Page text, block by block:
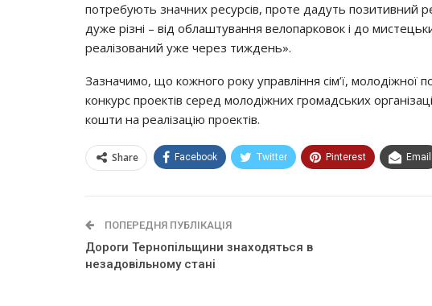
потребують значних ресурсів, проте дадуть позитивний
дуже різні – від облаштування велопарковок і до
реалізований уже через тиждень».
Зазначимо, що кожного року управління сім’ї, молодіжної
конкурс проектів серед молодіжних громадських
кошти на реалізацію проектів.
Share Facebook Twitter Pinterest Email
ПОПЕРЕДНЯ ПУБЛІКАЦІЯ
Дороги Тернопільщини знаходяться в
незадовільному стані